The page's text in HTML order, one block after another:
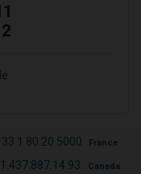
France
Canada